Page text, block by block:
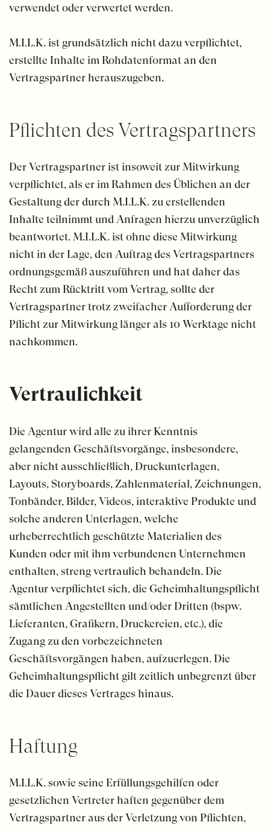
verwendet oder verwertet werden.
M.I.L.K. ist grundsätzlich nicht dazu verpflichtet,
erstellte Inhalte im Rohdatenformat an den
Vertragspartner herauszugeben.
Pflichten des Vertrags­partners
Der Vertragspartner ist insoweit zur Mitwirkung
verpflichtet, als er im Rahmen des Üblichen an der
Gestaltung der durch M.I.L.K. zu erstellenden
Inhalte teilnimmt und Anfragen hierzu unverzüglich
beantwortet. M.I.L.K. ist ohne diese Mitwirkung
nicht in der Lage, den Auftrag des Vertragspartners
ordnungsgemäß auszuführen und hat daher das
Recht zum Rücktritt vom Vertrag, sollte der
Vertragspartner trotz zweifacher Aufforderung der
Pflicht zur Mitwirkung länger als 10 Werktage nicht
nachkommen.
Vertraulichkeit
Die Agentur wird alle zu ihrer Kenntnis
gelangenden Geschäftsvorgänge, insbesondere,
aber nicht ausschließlich, Druckunterlagen,
Layouts, Storyboards, Zahlenmaterial, Zeichnungen,
Tonbänder, Bilder, Videos, interaktive Produkte und
solche anderen Unterlagen, welche
urheberrechtlich geschützte Materialien des
Kunden oder mit ihm verbundenen Unternehmen
enthalten, streng vertraulich behandeln. Die
Agentur verpflichtet sich, die Geheimhaltungspflicht
sämtlichen Angestellten und/oder Dritten (bspw.
Lieferanten, Grafikern, Druckereien, etc.), die
Zugang zu den vorbezeichneten
Geschäftsvorgängen haben, aufzuerlegen. Die
Geheimhaltungspflicht gilt zeitlich unbegrenzt über
die Dauer dieses Vertrages hinaus.
Haftung
M.I.L.K. sowie seine Erfüllungsgehilfen oder
gesetzlichen Vertreter haften gegenüber dem
Vertragspartner aus der Verletzung von Pflichten,